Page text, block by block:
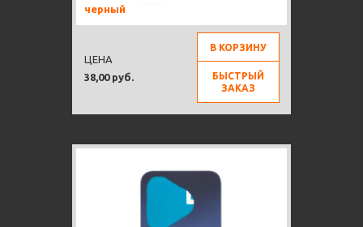
черный
38,00 руб.
ЦЕНА
В КОРЗИНУ
БЫСТРЫЙ
ЗАКАЗ